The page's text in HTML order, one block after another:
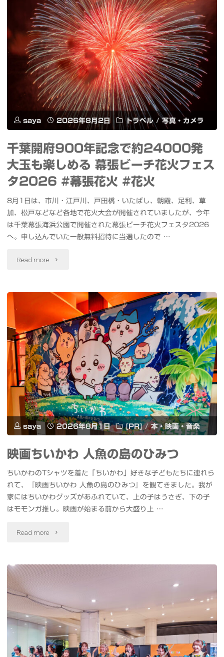
ス
を
爆
速
作
成"
ろ
う
が
幻
想
的
浮
地
上
り
天
の
川
#
古
利
根
川
流
灯
ま
り"
saya 2026年8月2日 トラベル / 写真・カメラ
千葉開府900年記念で約24000発
大玉も楽しめる 幕張ビーチ花火フェス
タ2026 #幕張花火 #花火
8月1日は、市川・江戸川、戸田橋・いたばし、朝霞、足利、草
加、松戸などなど各地で花火大会が開催されていましたが、今年
は千葉幕張海浜公園で開催された幕張ビーチ花火フェスタ2026
へ。申し込んでいた一般無料招待に当選したので …
Read more "千
開
府
900
年
記
念
で
24000
大
し
る
幕
saya 2026年8月1日 [PR] / 本・映画・音楽
映画ちいかわ 人魚の島のひみつ
ちいかわのTシャツを着た「ちいかわ」好きな子どもたちに連れら
れて、『映画ちいかわ 人魚の島のひみつ』を観てきました。我が
家にはちいかわグッズがあふれていて、上の子はうさぎ、下の子
はモモンガ推し。映画が始まる前から大盛り上 …
Read more "映
ち
か
わ
人